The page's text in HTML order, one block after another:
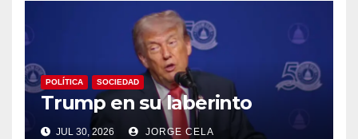
ODIO CONTRA LA
ARGENTINA
POLÍTICA SOCIEDAD
Trump en su laberinto
JUL 30, 2026 JORGE CELA